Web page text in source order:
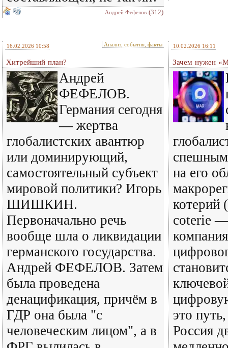
Андрей Фефелов (312)
16.02.2026 10:58 Анализ, события, факты
Хитрейший план?
Андрей
ФЕФЕЛОВ.
Германия сегодня
— жертва
глобалистских авантюр
или доминирующий,
самостоятельный субъект
мировой политики? Игорь
ШИШКИН.
Первоначально речь
вообще шла о ликвидации
германского государства.
Андрей ФЕФЕЛОВ. Затем
была проведена
денацификация, причём в
ГДР она была "с
человеческим лицом", а в
10.02.2026 16:11
Зачем нужен
спешным
на его
котерий
coterie —
это
Россия